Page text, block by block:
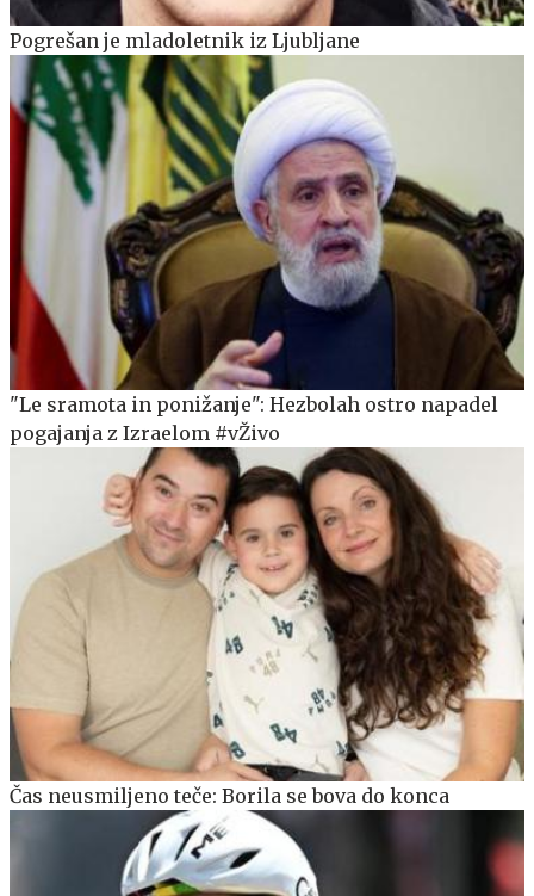
Pogrešan je mladoletnik iz Ljubljane
"Le sramota in ponižanje": Hezbolah ostro napadel
pogajanja z Izraelom #vŽivo
Čas neusmiljeno teče: Borila se bova do konca